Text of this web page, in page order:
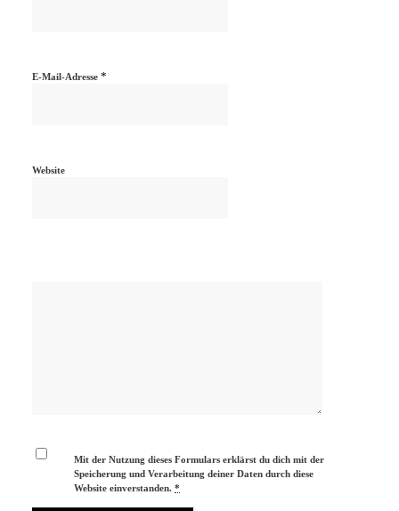
E-Mail-Adresse *
Website
Mit der Nutzung dieses Formulars erklärst du dich mit der
Speicherung und Verarbeitung deiner Daten durch diese
Website einverstanden.*